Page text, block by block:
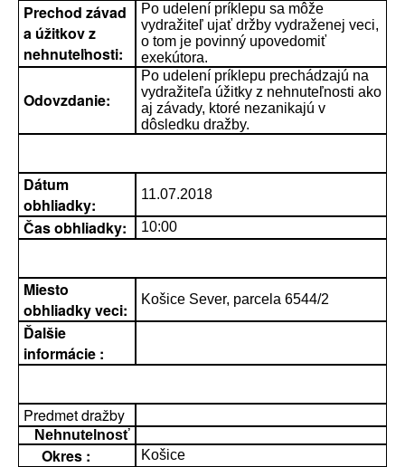
Prechod závad
a úžitkov z
nehnuteľnosti:
Po udelení príklepu sa môže
vydražiteľ ujať držby vydraženej veci,
o tom je povinný upovedomiť
exekútora.
Odovzdanie:
Po udelení príklepu prechádzajú na
vydražiteľa úžitky z nehnuteľnosti ako
aj závady, ktoré nezanikajú v
dôsledku dražby.
Dátum
obhliadky:
11.07.2018
Čas obhliadky: 10:00
Miesto
obhliadky veci:
Košice Sever, parcela 6544/2
Ďalšie
informácie :
Predmet dražby
Nehnutelnosť
Okres : Košice